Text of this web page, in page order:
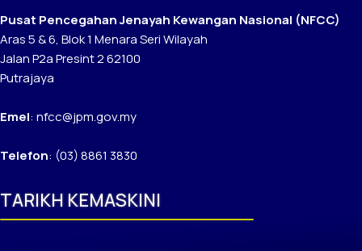
Pusat Pencegahan Jenayah Kewangan Nasional (NFCC)
Aras 5 & 6, Blok 1 Menara Seri Wilayah
Jalan P2a Presint 2 62100
Putrajaya
Emel: nfcc@jpm.gov.my
Telefon: (03) 8861 3830
TARIKH KEMASKINI